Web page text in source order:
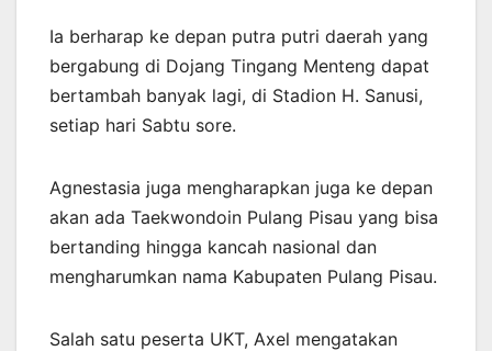
Ia berharap ke depan putra putri daerah yang
bergabung di Dojang Tingang Menteng dapat
bertambah banyak lagi, di Stadion H. Sanusi,
setiap hari Sabtu sore.
Agnestasia juga mengharapkan juga ke depan
akan ada Taekwondoin Pulang Pisau yang bisa
bertanding hingga kancah nasional dan
mengharumkan nama Kabupaten Pulang Pisau.
Salah satu peserta UKT, Axel mengatakan